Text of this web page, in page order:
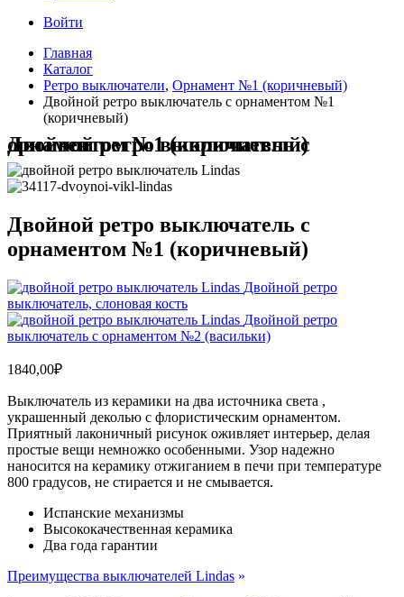
Войти
Главная
Каталог
Ретро выключатели, Орнамент №1 (коричневый)
Двойной ретро выключатель с орнаментом №1
(коричневый)
Двойной ретро выключатель с орнаментом №1 (коричневый)
Двойной ретро выключатель с
орнаментом №1 (коричневый)
Двойной ретро
выключатель, слоновая кость
Двойной ретро
выключатель с орнаментом №2 (васильки)
1840,00₽
Выключатель из керамики на два источника света ,
украшенный деколью с флористическим орнаментом.
Приятный лаконичный рисунок оживляет интерьер, делая
простые вещи немножко особенными. Узор надежно
наносится на керамику отжиганием в печи при температуре
800 градусов, не стирается и не смывается.
Испанские механизмы
Высококачественная керамика
Два года гарантии
Преимущества выключателей Lindas »